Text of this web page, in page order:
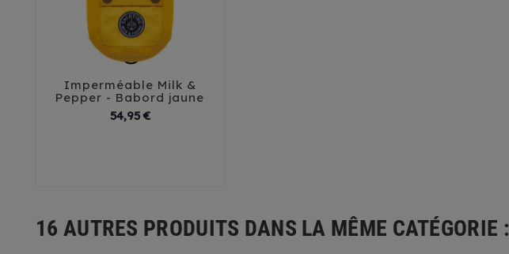
  
Imperméable Milk &
Pepper - Babord jaune
54,95 €Prix
16 AUTRES PRODUITS DANS LA MÊME CATÉGORIE :